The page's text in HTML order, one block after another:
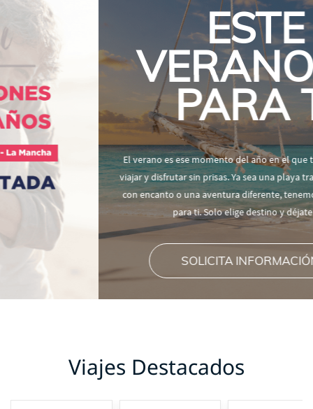
ESTE
VERANO ES
PARA TI
El verano es ese momento del año en el que todo invita a parar,
viajar y disfrutar sin prisas. Ya sea una playa tranquila, una ciudad
con encanto o una aventura diferente, tenemos el viaje perfecto
para ti. Solo elige destino y déjate llevar
SOLICITA INFORMACIÓN >
Viajes Destacados